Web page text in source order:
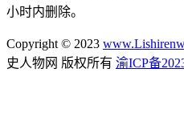
小时内删除。
Copyright © 2023
史人物网 版权所有 渝ICP备